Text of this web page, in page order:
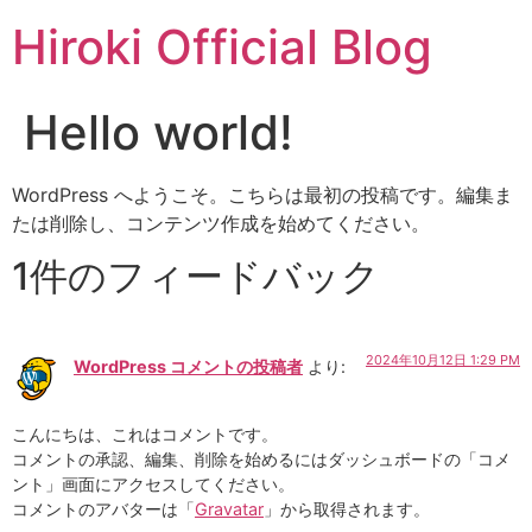
テ
ス
キ
プ
Hiroki Official Blog
Hello world!
WordPress へようこそ。こちらは最初の投稿です。編集ま
たは削除し、コンテンツ作成を始めてください。
1件のフィードバック
WordPress コメントの投稿者 より: 2024年10月12日 1:29 PM
こんにちは、これはコメントです。
コメントの承認、編集、削除を始めるにはダッシュボードの「コメ
ント」画面にアクセスしてください。
コメントのアバターは「Gravatar 」から取得されます。